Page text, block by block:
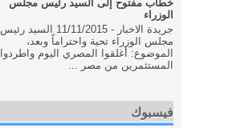
خطاب مفتوح إلى السيد رئيس مجلس
الوزراء
جريدة الاخبار - 11/11/2015 السيد رئيس
مجلس الوزراء تحية واحتراماً وبعد،
الموضوع: أغلقوا المصري اليوم واطردوا
المستثمرين من مصر ...
فيسبوك